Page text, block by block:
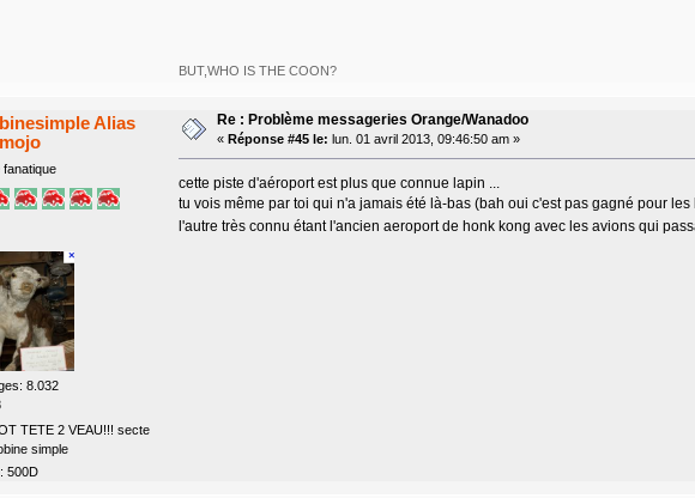
BUT,WHO IS THE COON?
Alias
fanatique
8.032
TETE 2 VEAU!!! secte
simple
500D
Re : Problème messageries Orange/Wanadoo
« Réponse #45 le: lun. 01 avril 2013, 09:46:50 am »
cette piste d'aéroport est plus que connue lapin ...
tu vois même par toi qui n'a jamais été là-bas (bah oui c'est pas gagné pour les
l'autre très connu étant l'ancien aeroport de honk kong avec les avions qui